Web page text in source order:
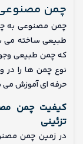
چمن
چمن مصنوعی به
طبیعی ساخته می
که چمن طبیعی
نوع چمن ها را در
حرفه ای آموزش می
کیفیت چمن
تزئینی
در زمین چمن